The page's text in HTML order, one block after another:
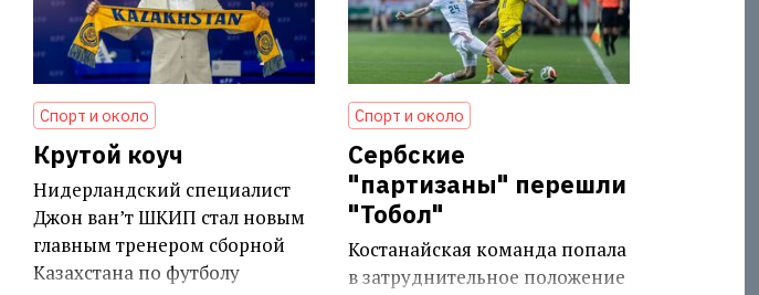
Спорт и около
Крутой коуч
Нидерландский специалист
Джон ван’т ШКИП стал новым
главным тренером сборной
Казахстана по футболу
Спорт и около
Сербские
"партизаны" перешли
"Тобол"
Костанайская команда попала
в затруднительное положение